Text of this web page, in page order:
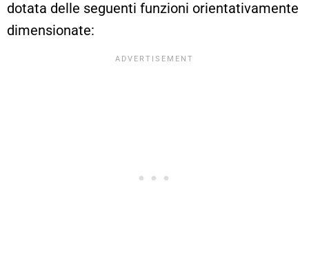
dotata delle seguenti funzioni orientativamente
dimensionate: